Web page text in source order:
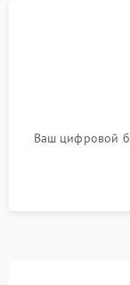
Ваш цифровой